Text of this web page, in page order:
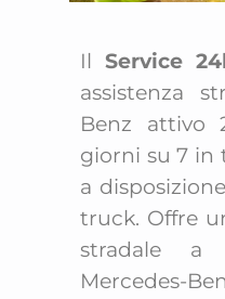
Il Service
assistenza
Benz attivo
giorni su 7 in
a
truck. Offre
stradale
Mercedes-